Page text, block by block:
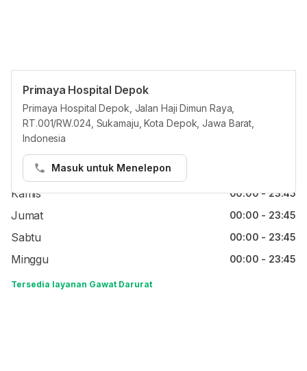
Primaya Hospital Depok
Primaya Hospital Depok, Jalan Haji Dimun Raya,
RT.001/RW.024, Sukamaju, Kota Depok, Jawa Barat,
Indonesia
Masuk untuk Menelepon
Jam reguler
Senin 00:00 - 23:45
Rabu
Kamis 00:00 - 23:45
Jumat 00:00 - 23:45
Sabtu 00:00 - 23:45
Minggu 00:00 - 23:45
Tersedia layanan Gawat Darurat